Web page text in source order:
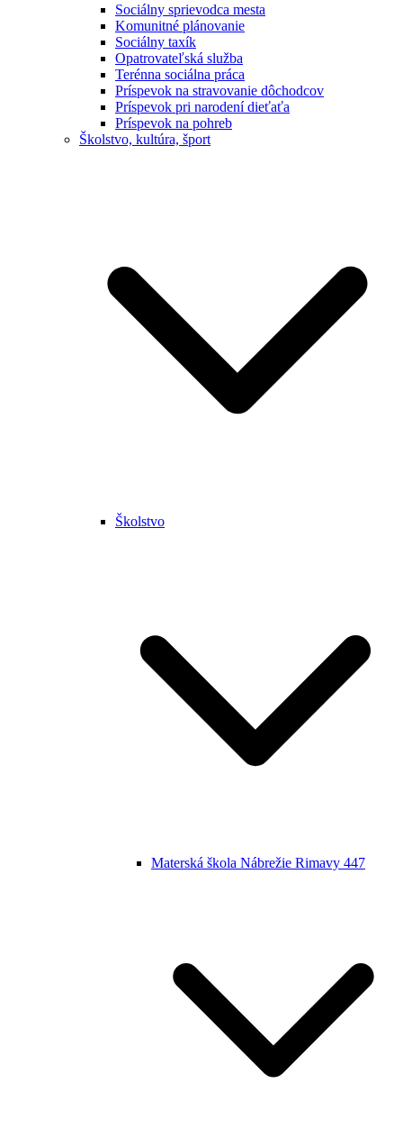
Sociálny sprievodca mesta
Komunitné plánovanie
Sociálny taxík
Opatrovateľská služba
Terénna sociálna práca
Príspevok na stravovanie dôchodcov
Príspevok pri narodení dieťaťa
Príspevok na pohreb
Školstvo, kultúra, šport
Školstvo
Materská škola Nábrežie Rimavy 447